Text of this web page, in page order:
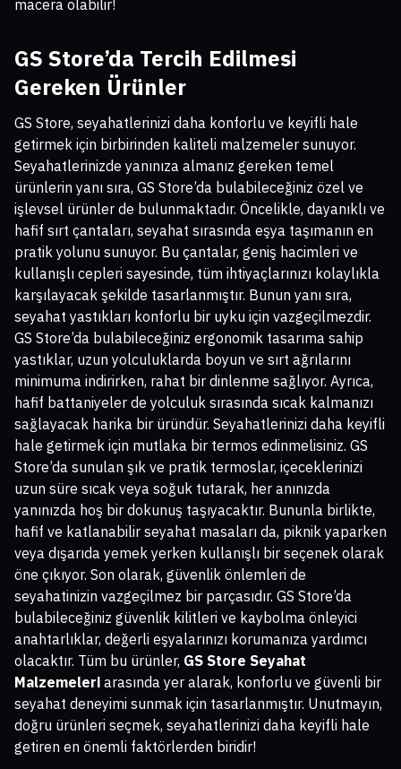
macera olabilir!
GS Store’da Tercih Edilmesi
Gereken Ürünler
GS Store, seyahatlerinizi daha konforlu ve keyifli hale
getirmek için birbirinden kaliteli malzemeler sunuyor.
Seyahatlerinizde yanınıza almanız gereken temel
ürünlerin yanı sıra, GS Store’da bulabileceğiniz özel ve
işlevsel ürünler de bulunmaktadır. Öncelikle, dayanıklı ve
hafif sırt çantaları, seyahat sırasında eşya taşımanın en
pratik yolunu sunuyor. Bu çantalar, geniş hacimleri ve
kullanışlı cepleri sayesinde, tüm ihtiyaçlarınızı kolaylıkla
karşılayacak şekilde tasarlanmıştır. Bunun yanı sıra,
seyahat yastıkları konforlu bir uyku için vazgeçilmezdir.
GS Store’da bulabileceğiniz ergonomik tasarıma sahip
yastıklar, uzun yolculuklarda boyun ve sırt ağrılarını
minimuma indirirken, rahat bir dinlenme sağlıyor. Ayrıca,
hafif battaniyeler de yolculuk sırasında sıcak kalmanızı
sağlayacak harika bir üründür. Seyahatlerinizi daha keyifli
hale getirmek için mutlaka bir termos edinmelisiniz. GS
Store’da sunulan şık ve pratik termoslar, içeceklerinizi
uzun süre sıcak veya soğuk tutarak, her anınızda
yanınızda hoş bir dokunuş taşıyacaktır. Bununla birlikte,
hafif ve katlanabilir seyahat masaları da, piknik yaparken
veya dışarıda yemek yerken kullanışlı bir seçenek olarak
öne çıkıyor. Son olarak, güvenlik önlemleri de
seyahatinizin vazgeçilmez bir parçasıdır. GS Store’da
bulabileceğiniz güvenlik kilitleri ve kaybolma önleyici
anahtarlıklar, değerli eşyalarınızı korumanıza yardımcı
olacaktır. Tüm bu ürünler, GS Store Seyahat
Malzemeleri arasında yer alarak, konforlu ve güvenli bir
seyahat deneyimi sunmak için tasarlanmıştır. Unutmayın,
doğru ürünleri seçmek, seyahatlerinizi daha keyifli hale
getiren en önemli faktörlerden biridir!